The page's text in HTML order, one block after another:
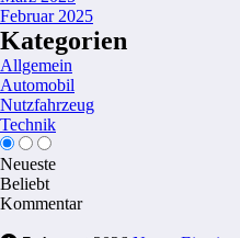
Februar 2025
Kategorien
Allgemein
Automobil
Nutzfahrzeug
Technik
Neueste
Beliebt
Kommentar